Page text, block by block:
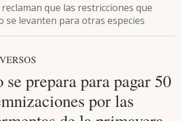
que las restricciones que
se levanten para otras especies
prepara para pagar 50
por las